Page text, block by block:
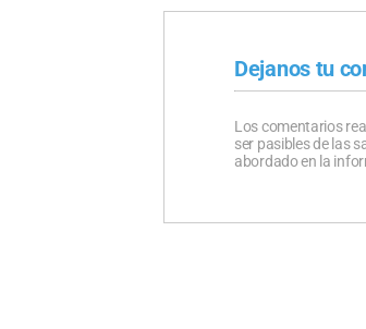
Dejanos tu
Los comentarios
ser pasibles de las
abordado en la